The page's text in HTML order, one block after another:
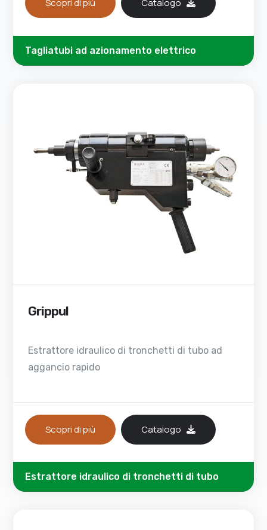
Scopri di più Catalogo
Tagliatubi ad azionamento elettrico
Grippul
Estrattore idraulico di tronchetti di tubo ad
aggancio rapido
Scopri di più Catalogo
Estrattore idraulico di tronchetti di tubo